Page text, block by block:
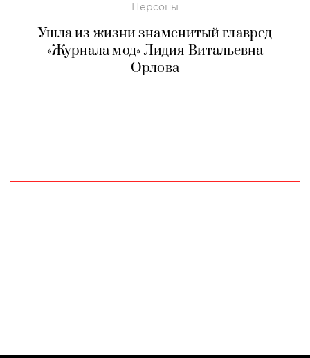
Персоны
Ушла из жизни знаменитый главред
«Журнала мод» Лидия Витальевна
Орлова